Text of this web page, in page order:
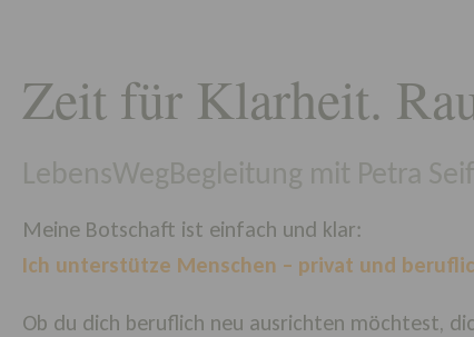
Zeit für Klarheit.
LebensWegBegleitung mit Petra
Meine Botschaft ist einfach und klar:
Ich unterstütze Menschen – privat und
Ob du dich beruflich neu ausrichten möchtest,